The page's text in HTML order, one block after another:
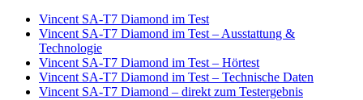
Vincent SA-T7 Diamond im Test
Vincent SA-T7 Diamond im Test – Ausstattung &
Technologie
Vincent SA-T7 Diamond im Test – Hörtest
Vincent SA-T7 Diamond im Test – Technische Daten
Vincent SA-T7 Diamond – direkt zum Testergebnis